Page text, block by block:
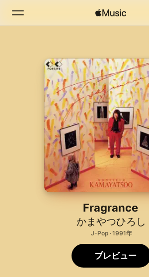
ホーム
新着おすすめ
ラジオ
Apple Musicをインストール
Fragrance
かまやつひろし
J-Pop · 1991年
プレビュー